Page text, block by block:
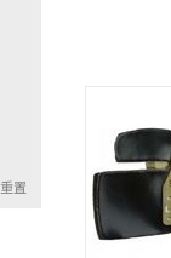
重置